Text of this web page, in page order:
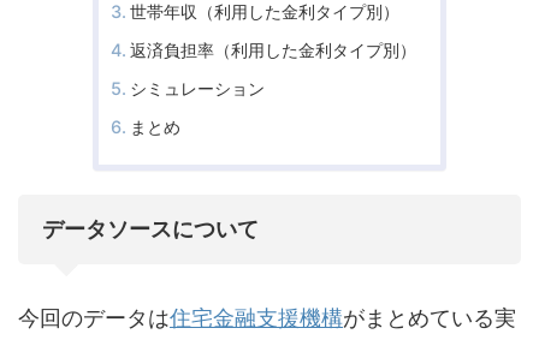
世帯年収（利用した金利タイプ別）
返済負担率（利用した金利タイプ別）
シミュレーション
まとめ
データソースについて
今回のデータは住宅金融支援機構がまとめている実